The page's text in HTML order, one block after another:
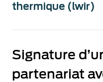
thermique (lwir)
Signature
partenariat